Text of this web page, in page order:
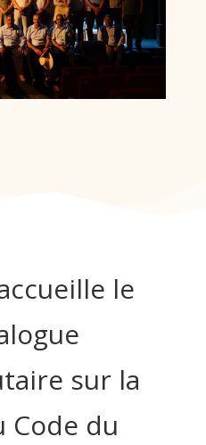
le
sur la
Code du